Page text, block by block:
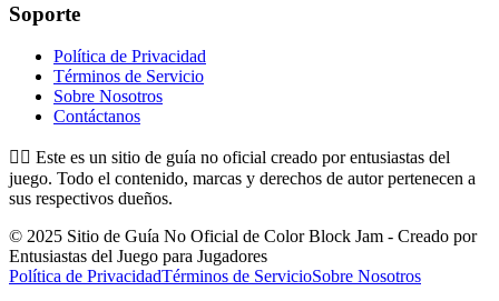
Soporte
Política de Privacidad
Términos de Servicio
Sobre Nosotros
Contáctanos
👉🏻 Este es un sitio de guía no oficial creado por entusiastas del
juego. Todo el contenido, marcas y derechos de autor pertenecen a
sus respectivos dueños.
© 2025 Sitio de Guía No Oficial de Color Block Jam - Creado por
Entusiastas del Juego para Jugadores
Política de PrivacidadTérminos de ServicioSobre Nosotros